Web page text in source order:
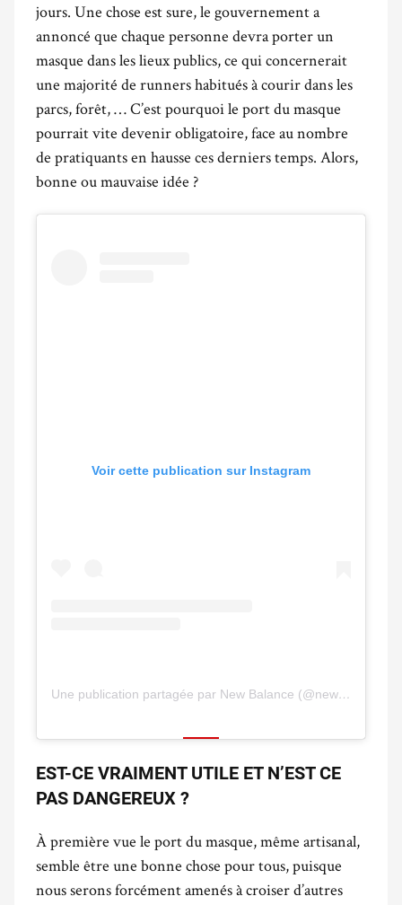
jours. Une chose est sure, le gouvernement a
annoncé que chaque personne devra porter un
masque dans les lieux publics, ce qui concernerait
une majorité de runners habitués à courir dans les
parcs, forêt, … C’est pourquoi le port du masque
pourrait vite devenir obligatoire, face au nombre
de pratiquants en hausse ces derniers temps. Alors,
bonne ou mauvaise idée ?
Voir cette publication sur Instagram
Une publication partagée par New Balance (@newbalance)
EST-CE VRAIMENT UTILE ET N’EST CE
PAS DANGEREUX ?
À première vue le port du masque, même artisanal,
semble être une bonne chose pour tous, puisque
nous serons forcément amenés à croiser d’autres